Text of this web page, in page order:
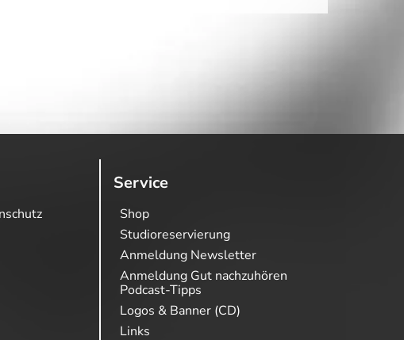
Service
Shop
Studioreservierung
Anmeldung Newsletter
Anmeldung Gut nachzuhören
Podcast-Tipps
Logos & Banner (CD)
Links